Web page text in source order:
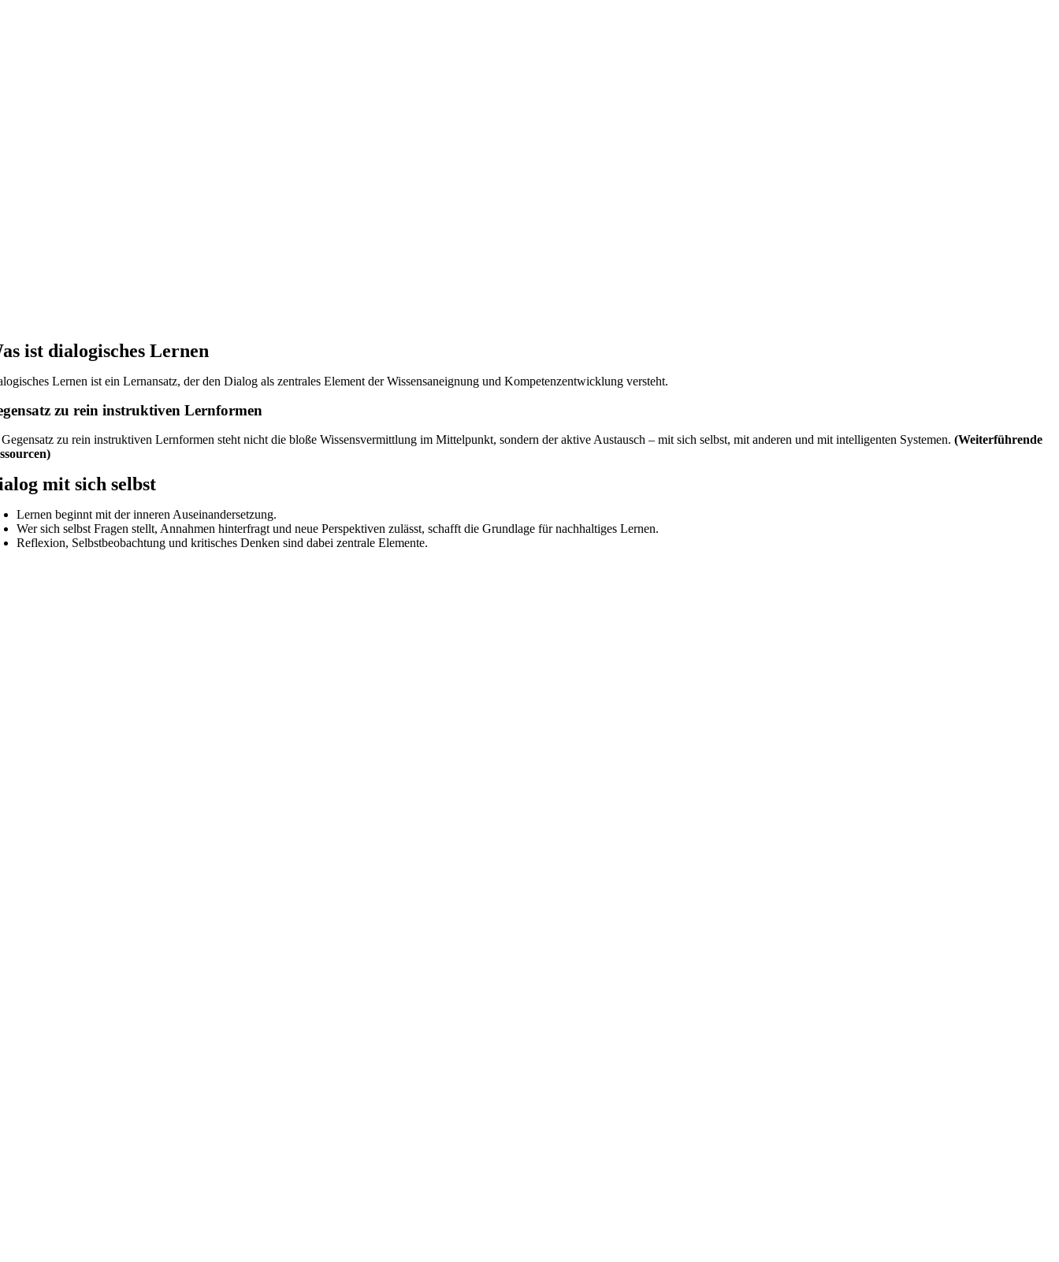
ist dialogisches Lernen
Lernen ist ein Lernansatz, der den Dialog als zentrales Element der Wissensaneignung und Kompetenzentwicklung versteht.
zu rein instruktiven Lernformen
zu rein instruktiven Lernformen steht nicht die bloße Wissensvermittlung im Mittelpunkt, sondern der aktive Austausch – mit sich selbst, mit anderen und mit intelligenten Systemen.(Weiterführende
mit sich selbst
Lernen beginnt mit der inneren Auseinandersetzung.
Wer sich selbst Fragen stellt, Annahmen hinterfragt und neue Perspektiven zulässt, schafft die Grundlage für nachhaltiges Lernen.
Reflexion, Selbstbeobachtung und kritisches Denken sind dabei zentrale Elemente.